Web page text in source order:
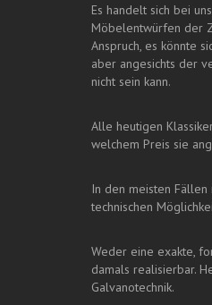
Es handelt sich bei
Möbelentwürfen der
Anspruch, es könnte
aber angesichts der
nicht sein kann.
Alle heutigen
welchem Preis sie
In den meisten
technischen
Weder eine exakte,
damals realisierbar.
Galvanotechnik.